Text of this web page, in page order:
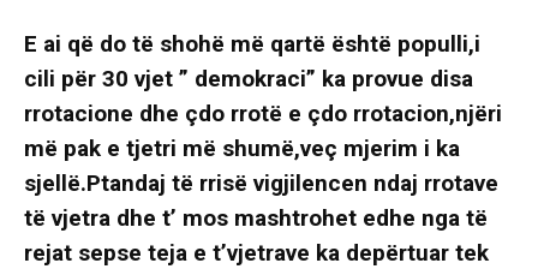
E ai që do të shohë më qartë është populli,i
cili për 30 vjet ” demokraci” ka provue disa
rrotacione dhe çdo rrotë e çdo rrotacion,njëri
më pak e tjetri më shumë,veç mjerim i ka
sjellë.Ptandaj të rrisë vigjilencen ndaj rrotave
të vjetra dhe t’ mos mashtrohet edhe nga të
rejat sepse teja e t’vjetrave ka depërtuar tek